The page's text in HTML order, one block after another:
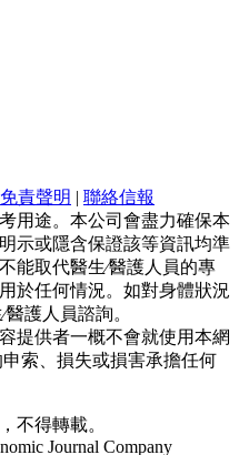
免責聲明 | 聯絡信報
用途。本公司會盡力確保本
示或隱含保證該等資訊均準
能取代醫生∕醫護人員的專
於任何情況。如對身體狀況
護人員諮詢。
提供者一概不會就使用本網
索、損失或損害承擔任何
不得轉載。
Journal Company